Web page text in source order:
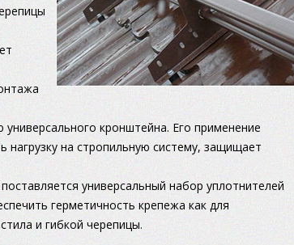
кронштейна. Его применение
нагрузку на стропильную систему, защищает
универсальный набор уплотнителей
герметичность крепежа как для
и гибкой черепицы.